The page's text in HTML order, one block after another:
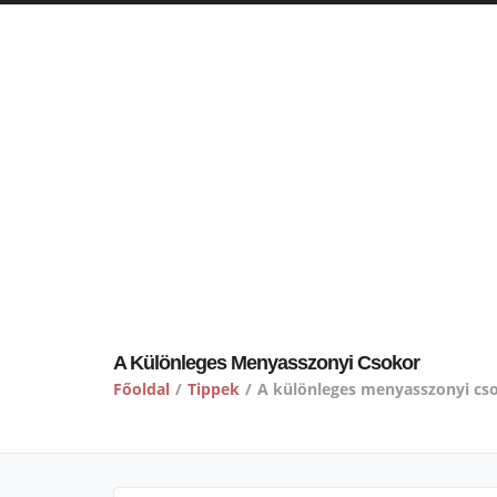
A Különleges Menyasszonyi Csokor
Főoldal / Tippek / A különleges menyasszonyi